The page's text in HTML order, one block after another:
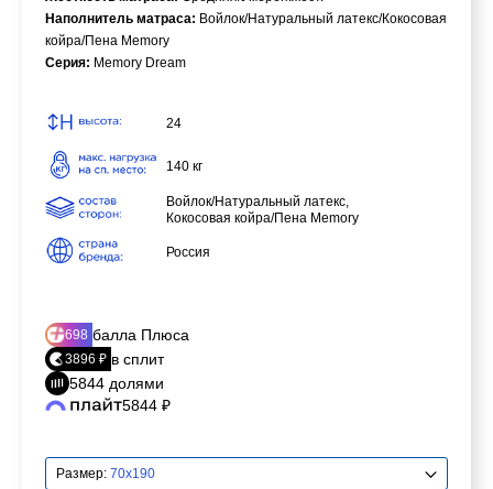
24
140 кг
Войлок/Натуральный латекс,
Кокосовая койра/Пена Memory
Россия
Наполнитель матраса: Войлок/Натуральный латекс/Кокосовая
койра/Пена Memory
Серия: Memory Dream
698 балла Плюса
3896 ₽ в сплит
5844 долями
5844 ₽
Размер: 70x190